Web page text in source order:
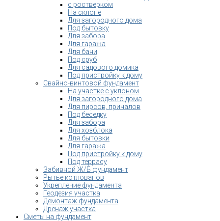
с ростверком
На склоне
Для загородного дома
Под бытовку
Для забора
Для гаража
Для бани
Под сруб
Для садового домика
Под пристройку к дому
Свайно-винтовой фундамент
На участке с уклоном
Для загородного дома
Для пирсов, причалов
Под беседку
Для забора
Для хозблока
Для бытовки
Для гаража
Под пристройку к дому
Под террасу
Забивной Ж/Б фундамент
Рытье котлованов
Укрепление фундамента
Геодезия участка
Демонтаж фундамента
Дренаж участка
Сметы на фундамент